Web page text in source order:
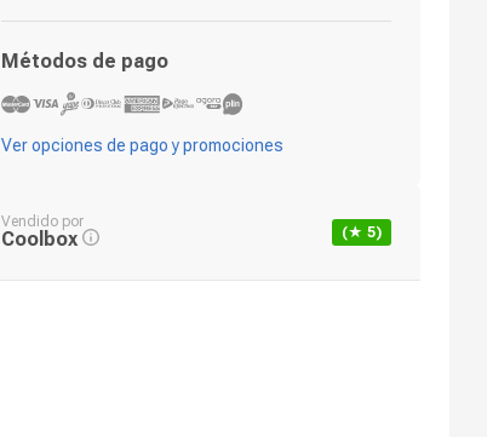
Métodos de pago
Ver opciones de pago y promociones
Vendido por
Coolbox (★ 5)